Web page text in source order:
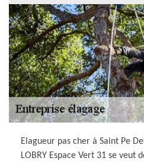
Elagueur pas cher à Saint Pe
LOBRY Espace Vert 31 se veut